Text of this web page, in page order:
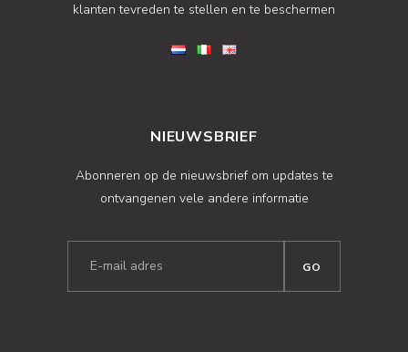
klanten tevreden te stellen en te beschermen
NIEUWSBRIEF
Abonneren op de nieuwsbrief om updates te
ontvangenen vele andere informatie